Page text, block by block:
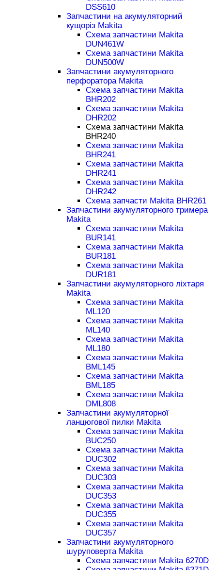
DSS610
Запчастини на акумуляторний
кущоріз Makita
Схема запчастини Makita
DUN461W
Схема запчастини Makita
DUN500W
Запчастини акумуляторного
перфоратора Makita
Схема запчастини Makita
BHR202
Схема запчастини Makita
DHR202
Схема запчастини Makita
BHR240
Схема запчастини Makita
BHR241
Схема запчастини Makita
DHR241
Схема запчастини Makita
DHR242
Схема запчасти Makita BHR261
Запчастини акумуляторного тримера
Makita
Схема запчастини Makita
BUR141
Схема запчастини Makita
BUR181
Схема запчастини Makita
DUR181
Запчастини акумуляторного ліхтаря
Makita
Схема запчастини Makita
ML120
Схема запчастини Makita
ML140
Схема запчастини Makita
ML180
Схема запчастини Makita
BML145
Схема запчастини Makita
BML185
Схема запчастини Makita
DML808
Запчастини акумуляторної
ланцюгової пилки Makita
Схема запчастини Makita
BUC250
Схема запчастини Makita
DUC302
Схема запчастини Makita
DUC303
Схема запчастини Makita
DUC353
Схема запчастини Makita
DUC355
Схема запчастини Makita
DUC357
Запчастини акумуляторного
шуруповерта Makita
Схема запчастини Makita 6270D